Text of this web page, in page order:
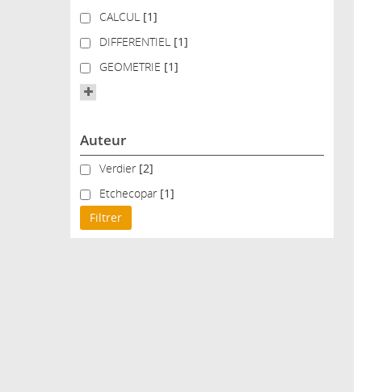
CALCULCALCUL [1]
DIFFERENTIEL
DIFFERENTIEL [1]
GEOMETRIE
GEOMETRIE [1]
Auteur
VerdierVerdier [2]
Etchecopar
Etchecopar [1]